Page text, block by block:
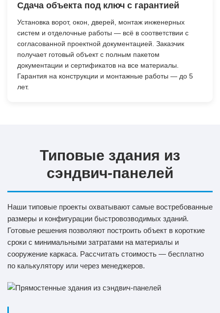
Сдача объекта под ключ с гарантией
Установка ворот, окон, дверей, монтаж инженерных
систем и отделочные работы — всё в соответствии с
согласованной проектной документацией. Заказчик
получает готовый объект с полным пакетом
документации и сертификатов на все материалы.
Гарантия на конструкции и монтажные работы — до 5
лет.
Типовые здания из
сэндвич-панелей
Наши типовые проекты охватывают самые востребованные
размеры и конфигурации быстровозводимых зданий.
Готовые решения позволяют построить объект в короткие
сроки с минимальными затратами на материалы и
сооружение каркаса. Рассчитать стоимость — бесплатно
по калькулятору или через менеджеров.